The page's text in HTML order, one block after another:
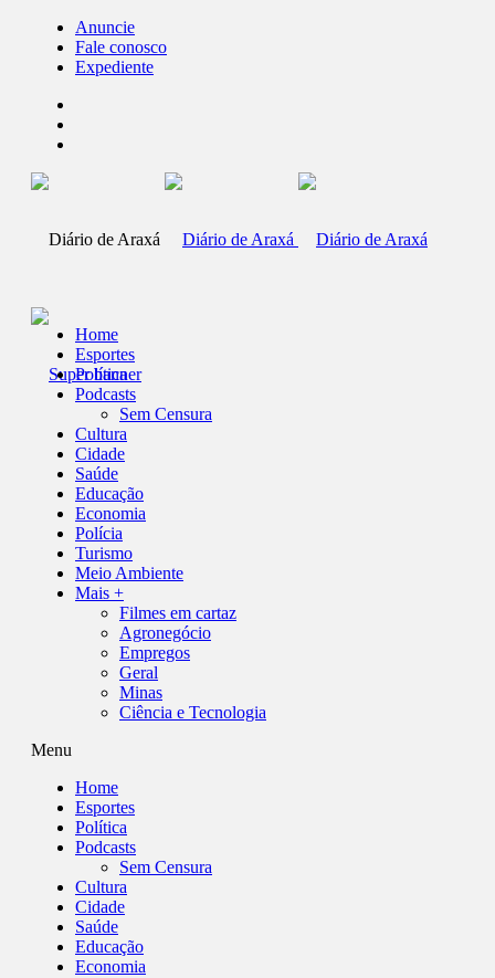
Anuncie
Fale conosco
Expediente
Home
Esportes
Política
Podcasts
Sem Censura
Cultura
Cidade
Saúde
Educação
Economia
Polícia
Turismo
Meio Ambiente
Mais +
Filmes em cartaz
Agronegócio
Empregos
Geral
Minas
Ciência e Tecnologia
Menu
Home
Esportes
Política
Podcasts
Sem Censura
Cultura
Cidade
Saúde
Educação
Economia